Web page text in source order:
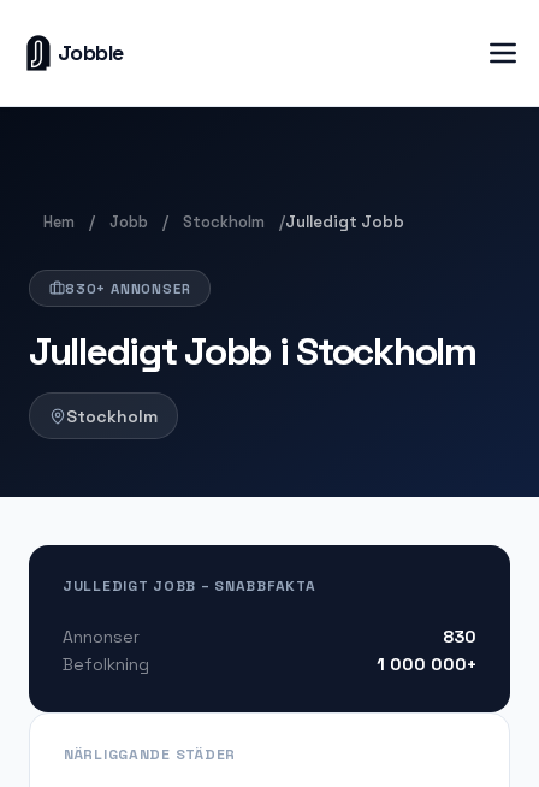
Jobble
Hem / Jobb / Stockholm /Julledigt Jobb
830+ ANNONSER
Julledigt Jobb i Stockholm
Stockholm
JULLEDIGT JOBB – SNABBFAKTA
Annonser
830
Befolkning
1 000 000+
NÄRLIGGANDE STÄDER